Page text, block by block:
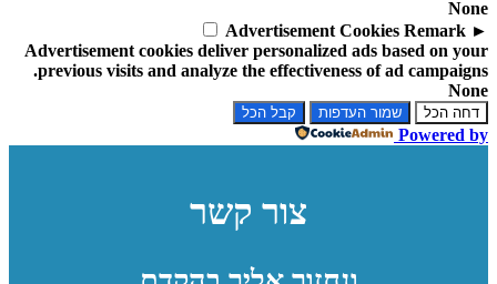
None
►
Advertisement Cookies Remark
Advertisement cookies deliver personalized ads based on your
previous visits and analyze the effectiveness of ad campaigns.
None
דחה הכל שמור העדפות קבל הכל
Powered by
צור קשר